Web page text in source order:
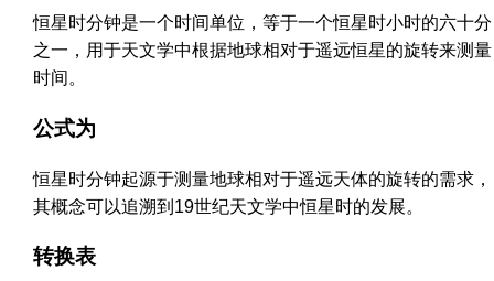
恒星时分钟是一个时间单位，等于一个恒星时小时的六十分
之一，用于天文学中根据地球相对于遥远恒星的旋转来测量
时间。
公式为
恒星时分钟起源于测量地球相对于遥远天体的旋转的需求，
其概念可以追溯到19世纪天文学中恒星时的发展。
转换表